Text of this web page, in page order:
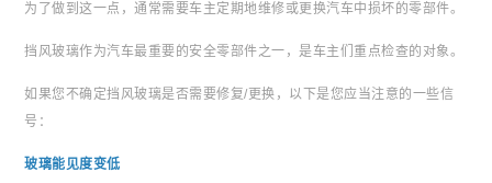
为了做到这一点，通常需要车主定期地维修或更换汽车中损坏的零部件。
挡风玻璃作为汽车最重要的安全零部件之一，是车主们重点检查的对象。
如果您不确定挡风玻璃是否需要修复/更换，以下是您应当注意的一些信
号：
玻璃能见度变低